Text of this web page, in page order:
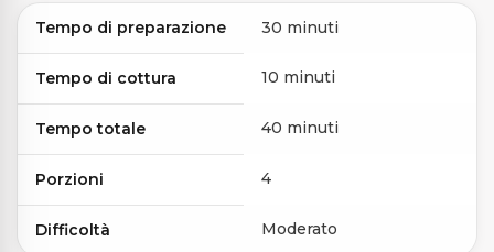
Tempo di preparazione 30 minuti
Tempo di cottura 10 minuti
Tempo totale 40 minuti
Porzioni 4
Difficoltà Moderato